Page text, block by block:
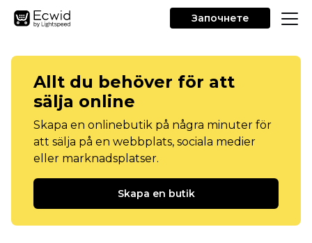
Започнете
Allt du behöver för att
sälja online
Skapa en onlinebutik på några minuter för
att sälja på en webbplats, sociala medier
eller marknadsplatser.
Skapa en butik